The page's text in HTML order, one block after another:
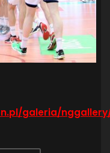
galeria/